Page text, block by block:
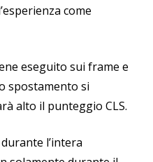
come
eseguito sui frame e
spostamento si
alto il punteggio CLS.
l’intera